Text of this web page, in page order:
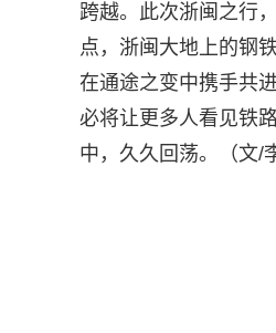
跨越。此次浙闽之行
点，浙闽大地上的钢
在通途之变中携手共
必将让更多人看见铁
中，久久回荡。（文/